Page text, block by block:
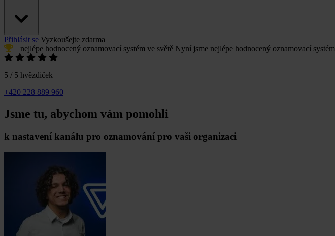
Přihlásit se Vyzkoušejte zdarma
nejlépe hodnocený oznamovací systém ve světě Nyní jsme nejlépe hodnocený oznamovací systém
5 / 5 hvězdiček
+420 228 889 960
Jsme tu, abychom vám pomohli
k nastavení kanálu pro oznamování pro vaši organizaci